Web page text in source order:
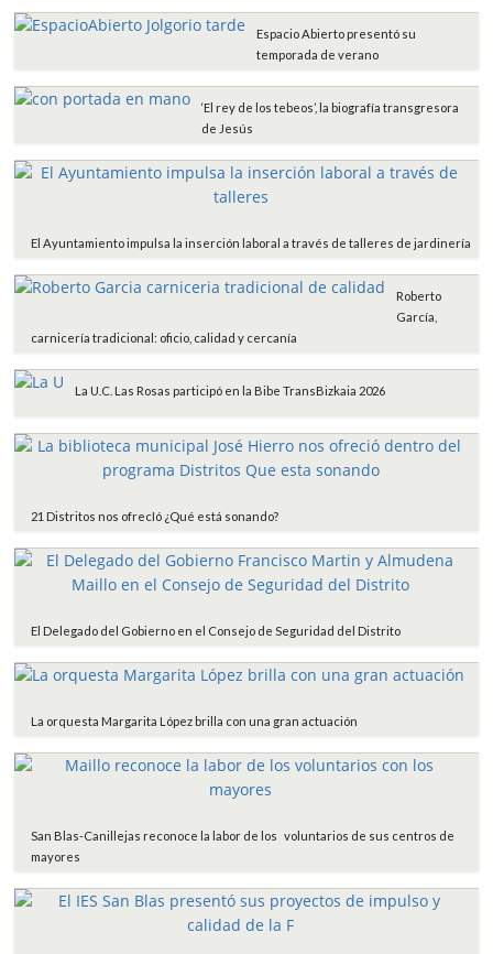
Espacio Abierto presentó su
temporada de verano
‘El rey de los tebeos’, la biografía transgresora
de Jesús
El Ayuntamiento impulsa la inserción laboral a través de talleres de jardinería
Roberto
García,
carnicería tradicional: oficio, calidad y cercanía
La U.C. Las Rosas participó en la Bibe TransBizkaia 2026
21 Distritos nos ofrecIó ¿Qué está sonando?
El Delegado del Gobierno en el Consejo de Seguridad del Distrito
La orquesta Margarita López brilla con una gran actuación
San Blas-Canillejas reconoce la labor de los voluntarios de sus centros de
mayores